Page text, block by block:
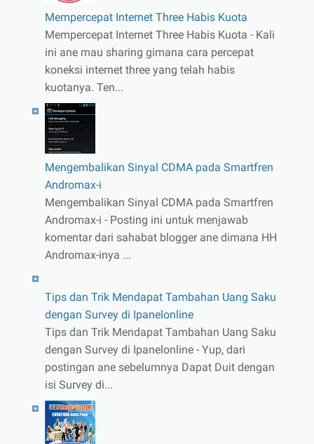
Mempercepat Internet Three Habis Kuota
Mempercepat Internet Three Habis Kuota - Kali
ini ane mau sharing gimana cara percepat
koneksi internet three yang telah habis
kuotanya. Ten...
Mengembalikan Sinyal CDMA pada Smartfren
Andromax-i
Mengembalikan Sinyal CDMA pada Smartfren
Andromax-i - Posting ini untuk menjawab
komentar dari sahabat blogger ane dimana HH
Andromax-inya ...
Tips dan Trik Mendapat Tambahan Uang Saku
dengan Survey di Ipanelonline
Tips dan Trik Mendapat Tambahan Uang Saku
dengan Survey di Ipanelonline - Yup, dari
postingan ane sebelumnya Dapat Duit dengan
isi Survey di...